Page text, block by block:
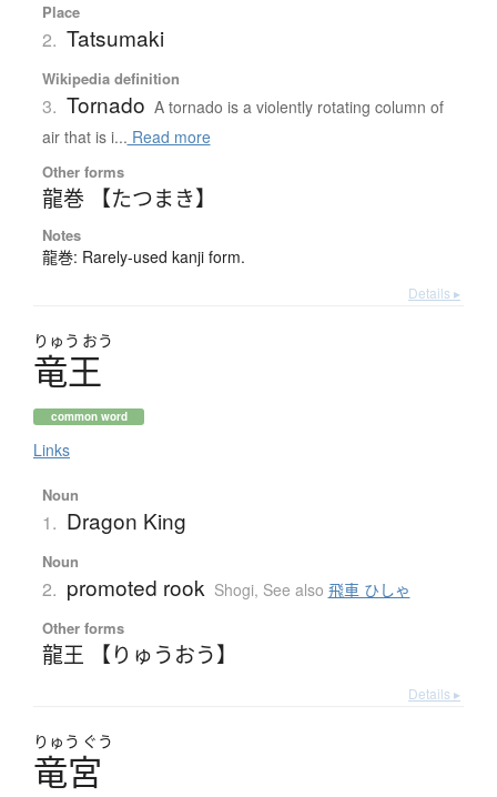
Place
2. Tatsumaki
Wikipedia definition
3. Tornado A tornado is a violently rotating column of
air that is i... Read more
Other forms
龍巻 【たつまき】
Notes
龍巻: Rarely-used kanji form.
Details ▸
りゅう おう
竜王
common word
Links
Noun
1. Dragon King
Noun
2. promoted rook Shogi, See also 飛車 ひしゃ
Other forms
龍王 【りゅうおう】
Details ▸
りゅう ぐう
竜宮